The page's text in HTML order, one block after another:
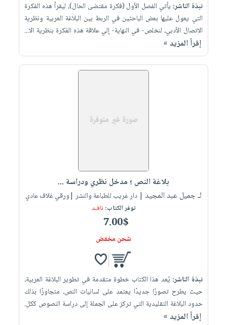
نبذة الناشر: يأتي الفصل الأول (فكرة مقتضى الحال)، ليقرأ هذه الفكرة
التي يعول عليها بعض الباحثين في الربط بين البلاغة العربية ونظرية
الاتصال الأدبي، لنخلص- في النهاية- إلي علاقة هذه الفكرة بنظرية الا...
إقرأ المزيد »
بلاغة النص ؛ مدخل نظري ودراسة ...
لـ جميل عبد المجيد | دار غريب للطباعة والنشر |ورقي غلاف عادي
توفر الكتاب: نافـد
7.00$
شحن مخفض
نبذة الناشر: يُعد هذا الكتاب خطوة متقدمة في تطوير البلاغة العربية،
حيث يطرح تصورًا جديدًا يعتمد على لسانيات النص، متجاوزًا بذلك
حدود البلاغة التقليدية التي تركز على الجملة إلى دراسة النصوص ككل.
إقرأ المزيد »